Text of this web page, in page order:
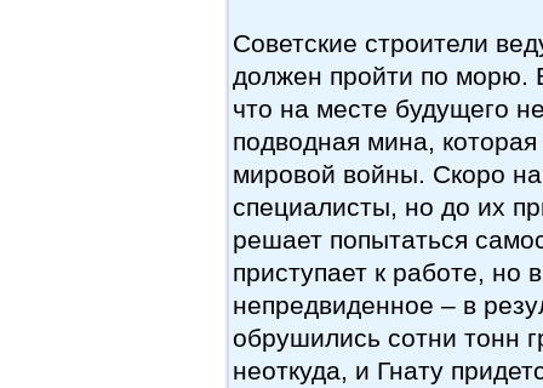
Советские строители
должен пройти по морю.
что на месте будущего
подводная мина,
мировой войны. Скоро
специалисты, но до их
решает попытаться
приступает к работе, но
непредвиденное – в
обрушились сотни тонн
неоткуда, и Гнату